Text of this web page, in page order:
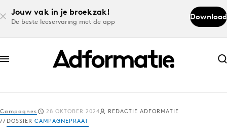
Jouw vak in je broekzak!
De beste leeservaring met de app
Download
Abonneer nu
Abonneer nu
Log in
Campagnes 28 OKTOBER 2024
REDACTIE ADFORMATIE
DOSSIER CAMPAGNEPRAAT